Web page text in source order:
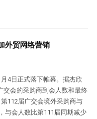
外贸网络营销
4日正式落下帷幕。据杰欣
交会的采购商到会人数和最终
112届广交会境外采购商与
与会人数比第111届同期减少